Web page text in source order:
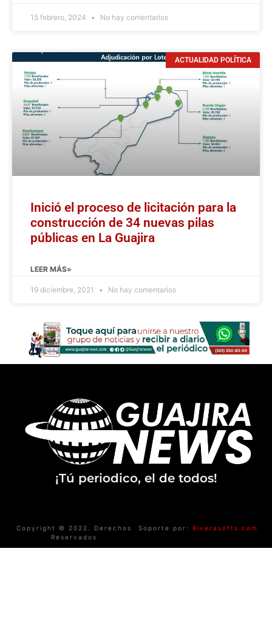
15 febrero, 2024 No hay comentarios
ACTUALIDAD POLÍTICA
Inició el proceso de licitación para la
construcción de 34 nuevas pilas
públicas en La Guajira
LEER MÁS»
19 diciembre, 2021 No hay comentarios
¡Tú periodico, el de todos!
Copyright © 2022. Derechos
Reservados
Soporte por: Riverasofts.com